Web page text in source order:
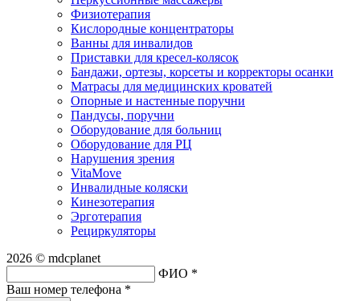
Физиотерапия
Кислородные концентраторы
Ванны для инвалидов
Приставки для кресел-колясок
Бандажи, ортезы, корсеты и корректоры осанки
Матрасы для медицинских кроватей
Опорные и настенные поручни
Пандусы, поручни
Оборудование для больниц
Оборудование для РЦ
Нарушения зрения
VitaMove
Инвалидные коляски
Кинезотерапия
Эрготерапия
Рециркуляторы
2026 © mdcplanet
ФИО *
Ваш номер телефона *